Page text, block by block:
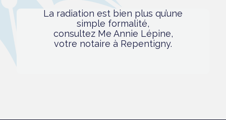
La radiation est bien plus qu’une
simple formalité,
consultez Me Annie Lépine,
votre notaire à Repentigny.